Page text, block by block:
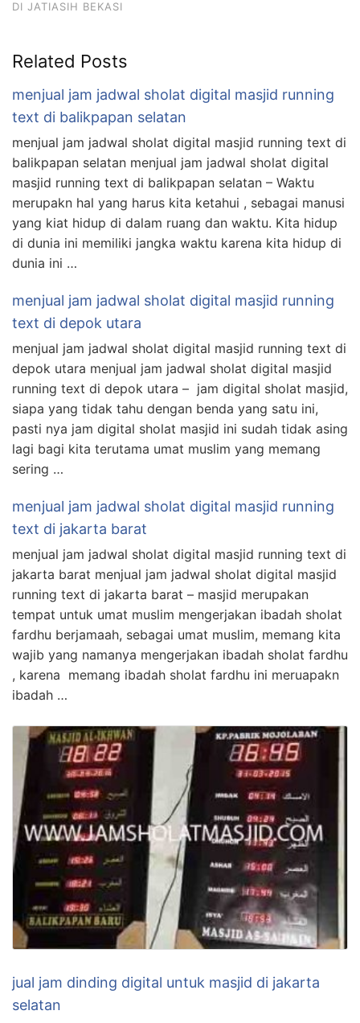
DI JATIASIH BEKASI
Related Posts
menjual jam jadwal sholat digital masjid running
text di balikpapan selatan
menjual jam jadwal sholat digital masjid running text di
balikpapan selatan menjual jam jadwal sholat digital
masjid running text di balikpapan selatan – Waktu
merupakn hal yang harus kita ketahui , sebagai manusi
yang kiat hidup di dalam ruang dan waktu. Kita hidup
di dunia ini memiliki jangka waktu karena kita hidup di
dunia ini …
menjual jam jadwal sholat digital masjid running
text di depok utara
menjual jam jadwal sholat digital masjid running text di
depok utara menjual jam jadwal sholat digital masjid
running text di depok utara – jam digital sholat masjid,
siapa yang tidak tahu dengan benda yang satu ini,
pasti nya jam digital sholat masjid ini sudah tidak asing
lagi bagi kita terutama umat muslim yang memang
sering …
menjual jam jadwal sholat digital masjid running
text di jakarta barat
menjual jam jadwal sholat digital masjid running text di
jakarta barat menjual jam jadwal sholat digital masjid
running text di jakarta barat – masjid merupakan
tempat untuk umat muslim mengerjakan ibadah sholat
fardhu berjamaah, sebagai umat muslim, memang kita
wajib yang namanya mengerjakan ibadah sholat fardhu
, karena memang ibadah sholat fardhu ini meruapakn
ibadah …
jual jam dinding digital untuk masjid di jakarta
selatan